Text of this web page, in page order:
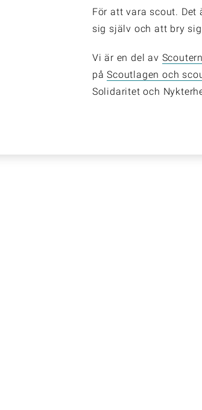
För att vara scout.
sig själv och att bry
Vi är en del av
påScoutlagen och
Solidaritet och